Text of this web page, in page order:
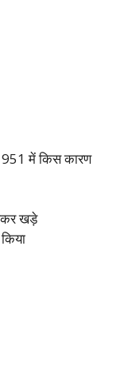
में किस कारण
खड़े